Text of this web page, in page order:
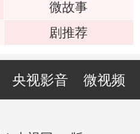
微故事
剧推荐
央视影音 微视频